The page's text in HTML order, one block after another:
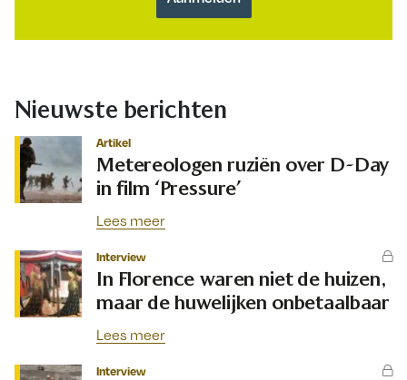
Nieuwste berichten
Artikel
Metereologen ruziën over D-Day
in film ‘Pressure’
Lees meer
Interview
In Florence waren niet de huizen,
maar de huwelijken onbetaalbaar
Lees meer
Interview